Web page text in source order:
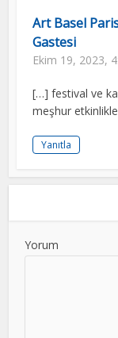
Art Basel
Gastesi
Ekim 19, 2023,
[…] festival ve
meşhur
Yanıtla
Yorum